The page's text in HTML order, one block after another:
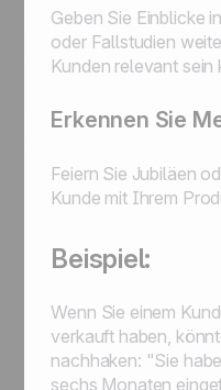
Geben Sie Einblicke
oder Fallstudien
Kunden relevant sein
Erkennen Sie
Feiern Sie Jubiläen
Kunde mit Ihrem
Beispiel:
Wenn Sie einem
verkauft haben,
nachhaken: "Sie
sechs Monaten